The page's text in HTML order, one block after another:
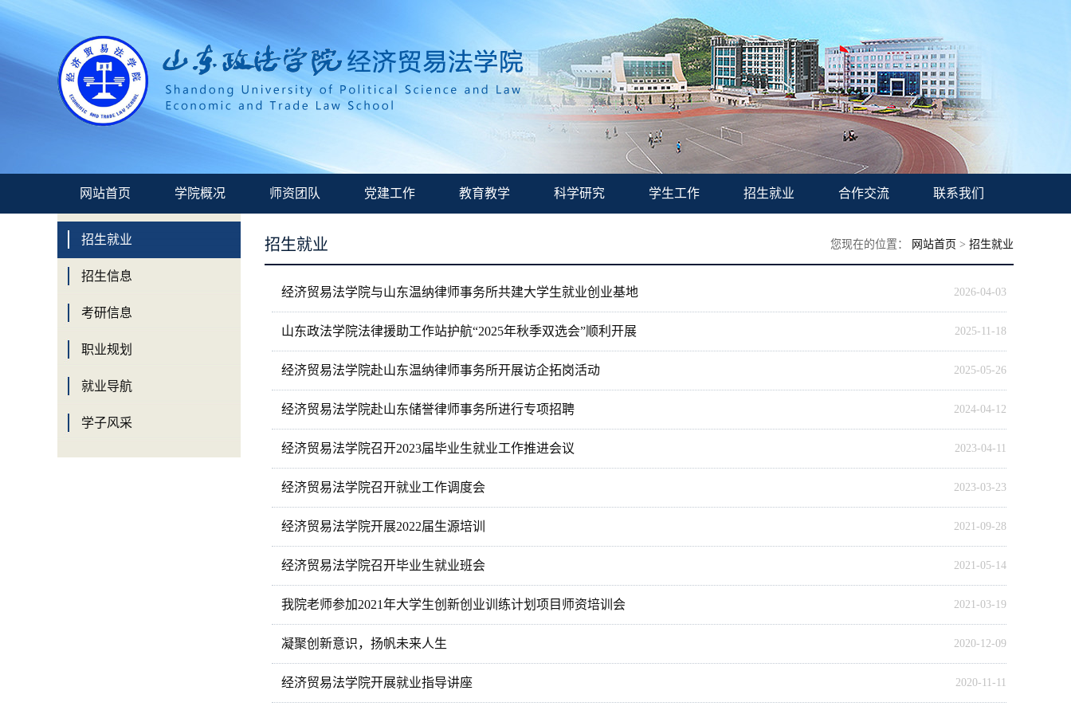
网站首页 学院概况 师资团队 党建工作 教育教学 科学研究 学生工作 招生就业 合作交流 联系我们
招生就业
招生信息
考研信息
职业规划
就业导航
学子风采
招生就业 您现在的位置： 网站首页 > 招生就业
2026-04-03
经济贸易法学院与山东温纳律师事务所共建大学生就业创业基地
2025-11-18
山东政法学院法律援助工作站护航“2025年秋季双选会”顺利开展
2025-05-26
经济贸易法学院赴山东温纳律师事务所开展访企拓岗活动
2024-04-12
经济贸易法学院赴山东储誉律师事务所进行专项招聘
2023-04-11
经济贸易法学院召开2023届毕业生就业工作推进会议
2023-03-23
经济贸易法学院召开就业工作调度会
2021-09-28
经济贸易法学院开展2022届生源培训
2021-05-14
经济贸易法学院召开毕业生就业班会
2021-03-19
我院老师参加2021年大学生创新创业训练计划项目师资培训会
2020-12-09
凝聚创新意识，扬帆未来人生
2020-11-11
经济贸易法学院开展就业指导讲座